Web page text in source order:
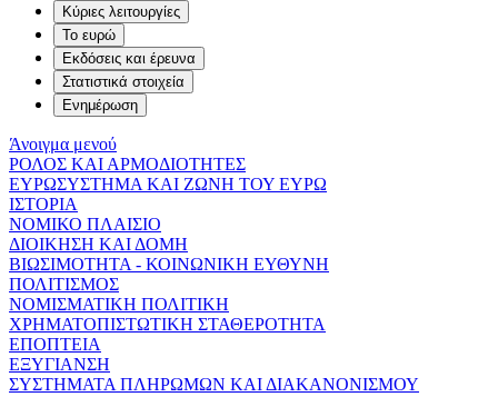
Κύριες λειτουργίες
Το ευρώ
Εκδόσεις και έρευνα
Στατιστικά στοιχεία
Ενημέρωση
Άνοιγμα μενού
ΡΟΛΟΣ ΚΑΙ ΑΡΜΟΔΙΟΤΗΤΕΣ
ΕΥΡΩΣΥΣΤΗΜΑ ΚΑΙ ΖΩΝΗ ΤΟΥ ΕΥΡΩ
ΙΣΤΟΡΙΑ
ΝΟΜΙΚΟ ΠΛΑΙΣΙΟ
ΔΙΟΙΚΗΣΗ ΚΑΙ ΔΟΜΗ
ΒΙΩΣΙΜΟΤΗΤΑ - ΚΟΙΝΩΝΙΚΗ ΕΥΘΥΝΗ
ΠΟΛΙΤΙΣΜΟΣ
ΝΟΜΙΣΜΑΤΙΚΗ ΠΟΛΙΤΙΚΗ
ΧΡΗΜΑΤΟΠΙΣΤΩΤΙΚΗ ΣΤΑΘΕΡΟΤΗΤΑ
ΕΠΟΠΤΕΙΑ
ΕΞΥΓΙΑΝΣΗ
ΣΥΣΤΗΜΑΤΑ ΠΛΗΡΩΜΩΝ ΚΑΙ ΔΙΑΚΑΝΟΝΙΣΜΟΥ